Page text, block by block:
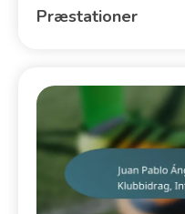
Præstationer